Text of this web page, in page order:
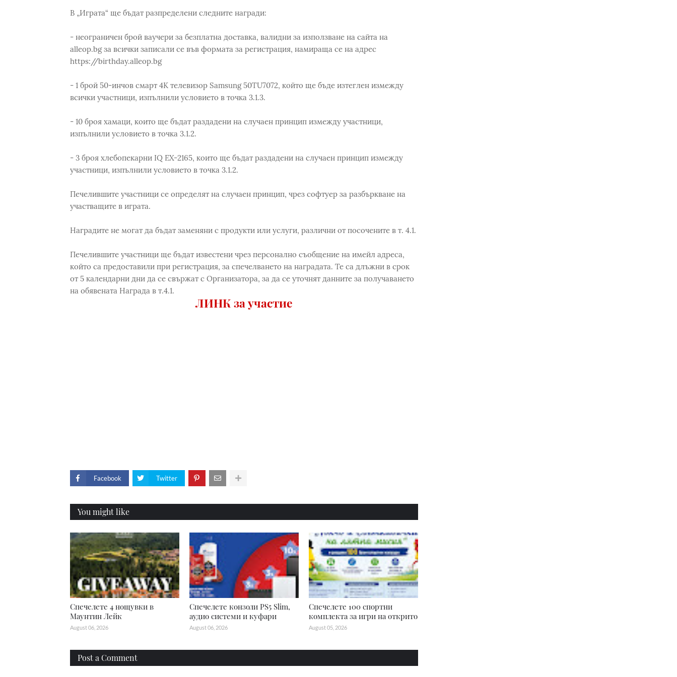
В „Играта“ ще бъдат разпределени следните награди:
- неограничен брой ваучери за безплатна доставка, валидни за използване на сайта на
alleop.bg за всички записали се във формата за регистрация, намираща се на адрес
https://birthday.alleop.bg
- 1 брой 50-инчов смарт 4K телевизор Samsung 50TU7072, който ще бъде изтеглен измежду
всички участници, изпълнили условието в точка 3.1.3.
- 10 броя хамаци, които ще бъдат раздадени на случаен принцип измежду участници,
изпълнили условието в точка 3.1.2.
- 3 броя хлебопекарни IQ EX-2165, които ще бъдат раздадени на случаен принцип измежду
участници, изпълнили условието в точка 3.1.2.
Печелившите участници се определят на случаен принцип, чрез софтуер за разбъркване на
участващите в играта.
Наградите не могат да бъдат заменяни с продукти или услуги, различни от посочените в т. 4.1.
Печелившите yчacтници ще бъдат известени чpeз персонално съобщение на имейл адреса,
който са предоставили при регистрация, за спечелването на наградата. Те са длъжни в срок
от 5 календарни дни да се свържат с Организатора, за да се уточнят данните за получаването
на обявената Награда в т.4.1.
ЛИНК за участие
Facebook Twitter
You might like
Спечелете 4 нощувки в
Маунтин Лейк
August 06, 2026
Спечелете конзоли PS5 Slim,
аудио системи и куфари
August 06, 2026
Спечелете 100 спортни
комплекта за игри на открито
August 05, 2026
Post a Comment